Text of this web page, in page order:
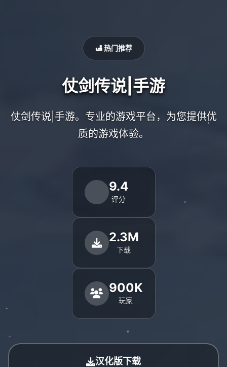
🛃 热门推荐
仗剑传说|手游
仗剑传说|手游。专业的游戏平台，为您提供优
质的游戏体验。
9.4
评分
2.3M
下载
900K
玩家
汉化版下载